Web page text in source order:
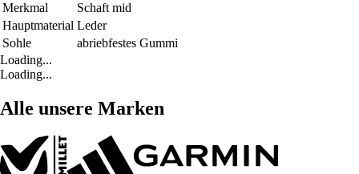
Merkmal
Schaft mid
Hauptmaterial Leder
Sohle
abriebfestes Gummi
Loading...
Loading...
Alle unsere Marken